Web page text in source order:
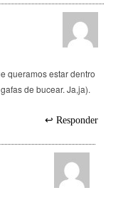
queramos estar dentro
de bucear. Ja,ja).
Responder